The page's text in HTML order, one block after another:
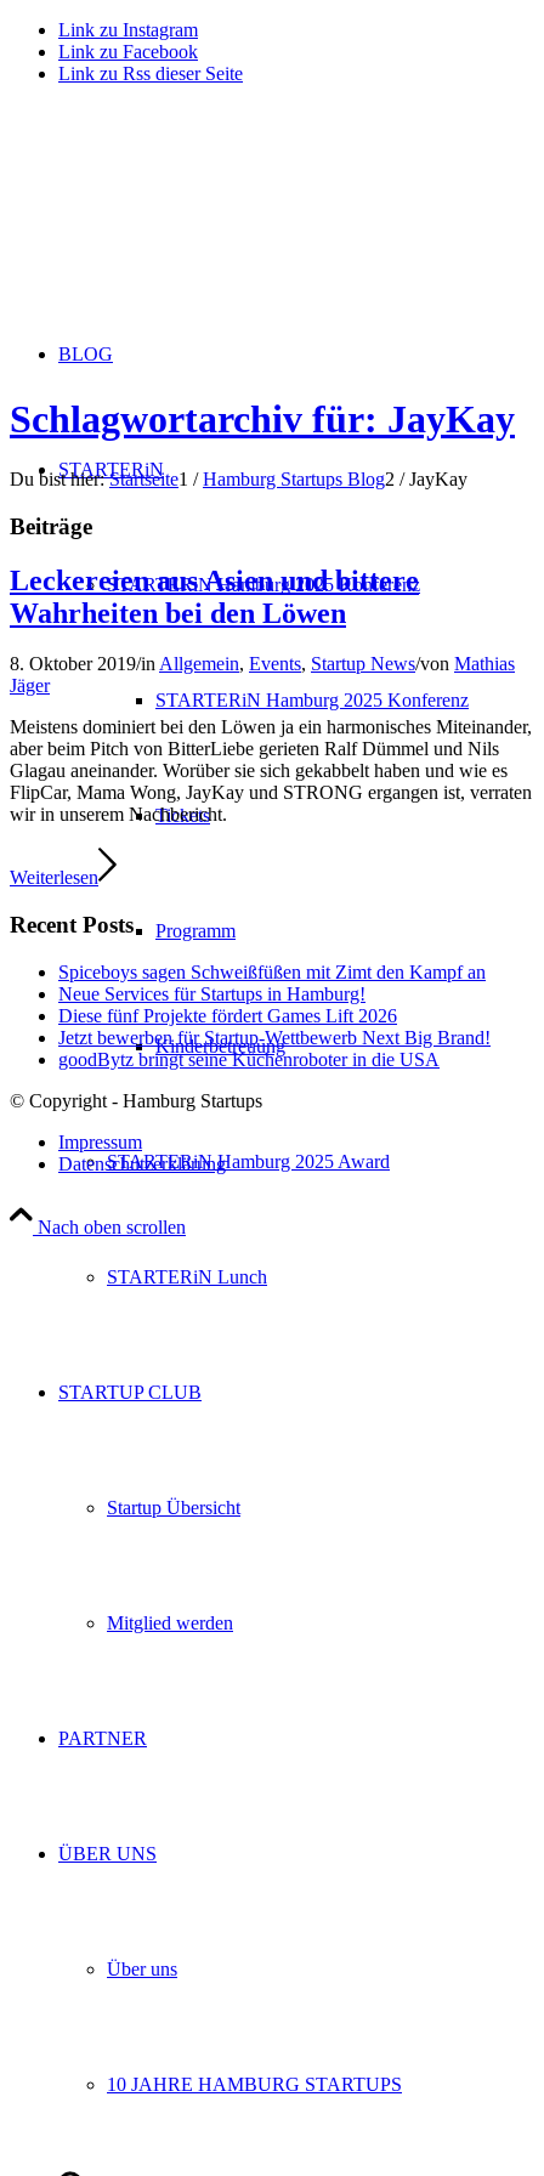
Link zu Instagram
Link zu Facebook
Link zu Rss dieser Seite
BLOG
STARTERiN
STARTERiN Hamburg 2025 Konferenz
STARTERiN Hamburg 2025 Konferenz
Tickets
Programm
Kinderbetreuung
STARTERiN Hamburg 2025 Award
STARTERiN Lunch
STARTUP CLUB
Startup Übersicht
Mitglied werden
PARTNER
ÜBER UNS
Über uns
10 JAHRE HAMBURG STARTUPS
Schlagwortarchiv für: JayKay
Du bist hier: Startseite1 / Hamburg Startups Blog2 / JayKay
Beiträge
Leckereien aus Asien und bittere
Wahrheiten bei den Löwen
8. Oktober 2019/inAllgemein, Events, Startup News/von Mathias
Jäger
Meistens dominiert bei den Löwen ja ein harmonisches Miteinander,
aber beim Pitch von BitterLiebe gerieten Ralf Dümmel und Nils
Glagau aneinander. Worüber sie sich gekabbelt haben und wie es
FlipCar, Mama Wong, JayKay und STRONG ergangen ist, verraten
wir in unserem Nachbericht.
Weiterlesen
Recent Posts
Spiceboys sagen Schweißfüßen mit Zimt den Kampf an
Neue Services für Startups in Hamburg!
Diese fünf Projekte fördert Games Lift 2026
Jetzt bewerben für Startup-Wettbewerb Next Big Brand!
goodBytz bringt seine Küchenroboter in die USA
© Copyright - Hamburg Startups
Impressum
Datenschutzerklärung
Nach oben scrollen